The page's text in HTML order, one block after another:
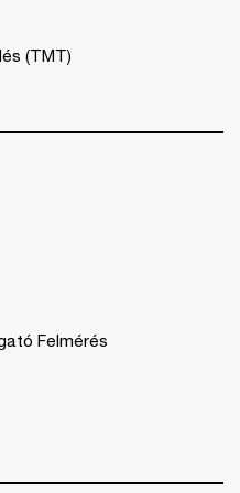
(TMT)
Felmérés